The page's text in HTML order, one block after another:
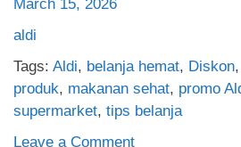
March 15, 2026
aldi
Tags: Aldi, belanja hemat, Diskon,
produk, makanan sehat, promo
supermarket, tips belanja
Leave a Commenton